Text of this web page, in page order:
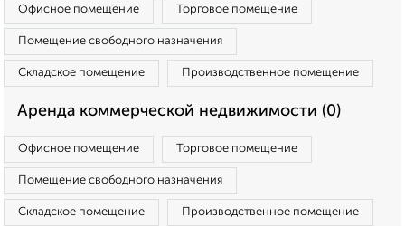
Офисное помещение Торговое помещение
Помещение свободного назначения
Складское помещение Производственное помещение
Аренда коммерческой недвижимости (0)
Офисное помещение Торговое помещение
Помещение свободного назначения
Складское помещение Производственное помещение